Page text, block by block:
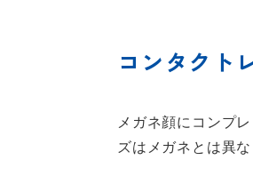
コンタクト
メガネ顔にコンプ
ズはメガネとは異